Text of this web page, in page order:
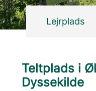
Lejrplads
Teltplads i
Dyssekilde